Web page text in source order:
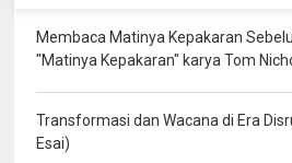
Membaca Matinya Kepakaran
"Matinya Kepakaran" karya Tom
Transformasi dan Wacana di Era
Esai)